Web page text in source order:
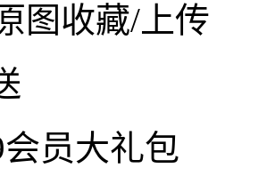
图收藏/上传
员大礼包